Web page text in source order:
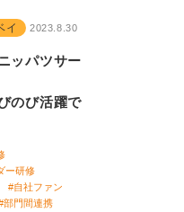
LABトップ
のいきいき好循環
イ 2023.8.30
ッパツサー
のび活躍で
ー研修
#自社ファン
部門間連携